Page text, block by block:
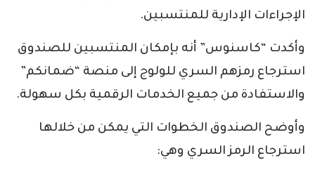
الإجراءات الإدارية للمنتسبين.
وأكدت “كاسنوس” أنه بإمكان المنتسبين للصندوق
استرجاع رمزهم السري للولوج إلى منصة “ضمانكم”
والاستفادة من جميع الخدمات الرقمية بكل سهولة.
وأوضح الصندوق الخطوات التي يمكن من خلالها
استرجاع الرمز السري وهي: